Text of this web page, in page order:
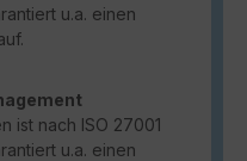
u.a. einen
ist nach ISO 27001
u.a. einen